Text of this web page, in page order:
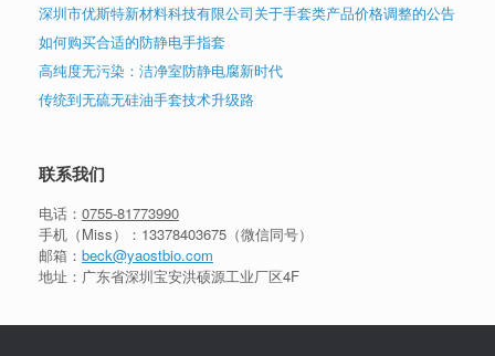
深圳市优斯特新材料科技有限公司关于手套类产品价格调整的公告
如何购买合适的防静电手指套
高纯度无污染：洁净室防静电腐新时代
传统到无硫无硅油手套技术升级路
联系我们
电话： 0755-81773990
手机（Miss）： 13378403675 （微信同号）
邮箱： beck@yaostbio.com
地址：广东省深圳宝安洪硕源工业厂区4F